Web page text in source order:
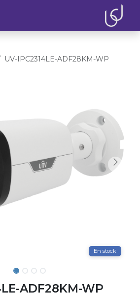
UV-IPC2314LE-ADF28KM-WP
En stock
ADF28KM-WP